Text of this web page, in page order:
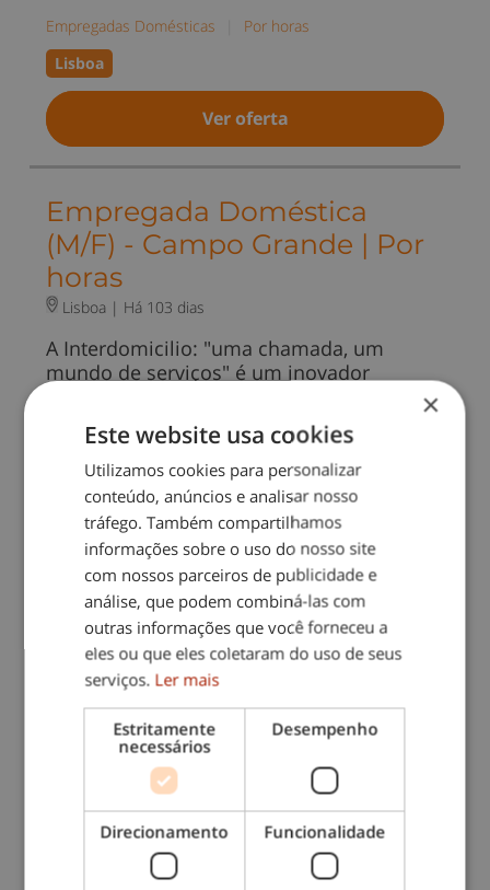
Empregadas Domésticas
Por horas
Lisboa
Ver oferta
Empregada Doméstica
(M/F) - Campo Grande | Por
horas
Lisboa | Há 103 dias
A Interdomicilio: "uma chamada, um
mundo de serviços" é um inovador
integrais ao domicílio. Estamos a contratar
Empregada Doméstica (M/F), para
serviços…
Empregadas Domésticas | Por horas
Lisboa
Ver oferta
Empregada Doméstica
(M/F) - Entrecampos | Part-
time manhã ou tarde
A Interdomicilio: "uma chamada, um
mundo de serviços" é um inovador
conceito especializado em serviços
×
Este website usa cookies
Utilizamos cookies para personalizar
conteúdo, anúncios e analisar nosso
tráfego. Também compartilhamos
informações sobre o uso do nosso site
com nossos parceiros de publicidade e
análise, que podem combiná-las com
outras informações que você forneceu a
eles ou que eles coletaram do uso de seus
serviços. Ler mais
Estritamente
necessários
Desempenho
Direcionamento Funcionalidade